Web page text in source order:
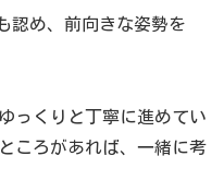
認め、前向きな姿勢を
っくりと丁寧に進めてい
ころがあれば、一緒に考